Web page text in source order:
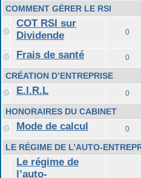
COMMENT GÉRER LE RSI
COT RSI sur
Dividende
0
Frais de santé 0
CRÉATION D’ENTREPRISE
E.I.R.L 0
HONORAIRES DU CABINET
Mode de calcul 0
LE RÉGIME DE L’AUTO-
Le régime de
l’auto-